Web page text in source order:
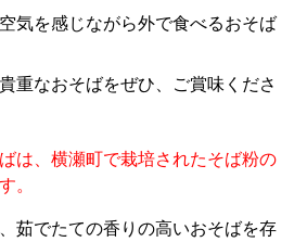
気を感じながら外で食べるおそば
重なおそばをぜひ、ご賞味くださ
は、横瀬町で栽培されたそば粉の
。
茹でたての香りの高いおそばを存